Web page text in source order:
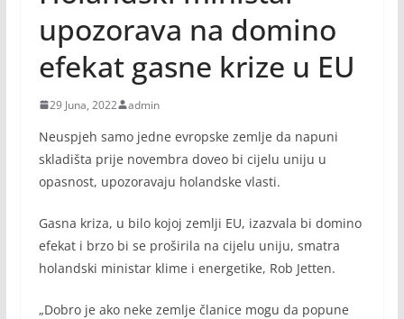
upozorava na domino
efekat gasne krize u EU
29 Juna, 2022 admin
Neuspjeh samo jedne evropske zemlje da napuni
skladišta prije novembra doveo bi cijelu uniju u
opasnost, upozoravaju holandske vlasti.
Gasna kriza, u bilo kojoj zemlji EU, izazvala bi domino
efekat i brzo bi se proširila na cijelu uniju, smatra
holandski ministar klime i energetike, Rob Jetten.
„Dobro je ako neke zemlje članice mogu da popune